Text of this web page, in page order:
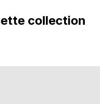
collection